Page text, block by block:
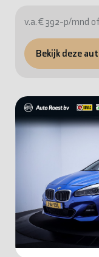
v.a. € 392-p/mnd
Bekijk deze